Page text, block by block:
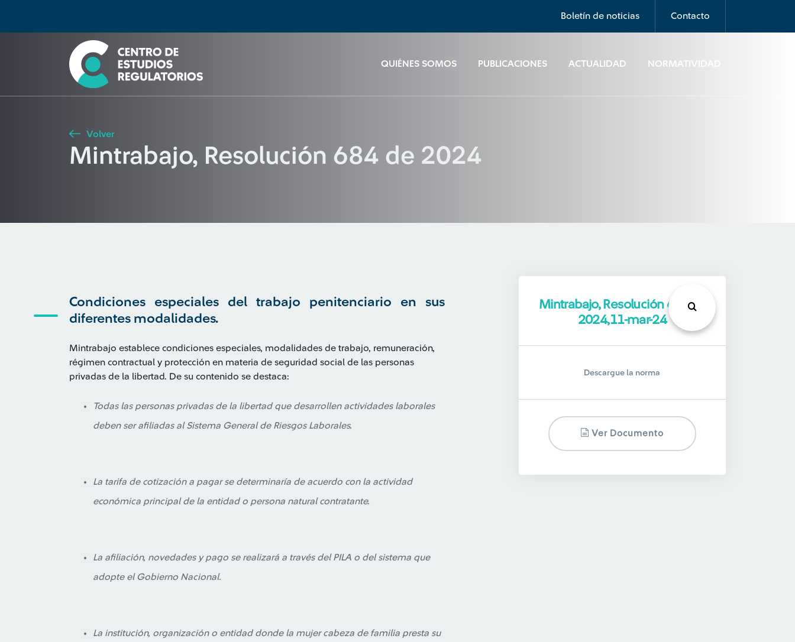
Boletín de noticias Contacto
QUIÉNES SOMOS PUBLICACIONES ACTUALIDAD NORMATIVIDAD
Seleccione país
Buscar
Volver
Mintrabajo, Resolución 684 de 2024
Condiciones especiales del trabajo penitenciario en sus
diferentes modalidades.
Mintrabajo establece condiciones especiales, modalidades de trabajo, remuneración,
régimen contractual y protección en materia de seguridad social de las personas
privadas de la libertad. De su contenido se destaca:
Todas las personas privadas de la libertad que desarrollen actividades laborales
deben ser afiliadas al Sistema General de Riesgos Laborales.
La tarifa de cotización a pagar se determinaría de acuerdo con la actividad
económica principal de la entidad o persona natural contratante.
La afiliación, novedades y pago se realizará a través del PILA o del sistema que
adopte el Gobierno Nacional.
La institución, organización o entidad donde la mujer cabeza de familia presta su
Mintrabajo, Resolución 684 de
2024,11-mar-24
Descargue la norma
Ver Documento